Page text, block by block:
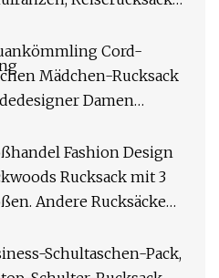
Cord-
Mädchen-Rucksack
Damen
Damen-Rucksäcke
Fashion Design
Rucksack mit 3
Andere Rucksäcke
BagSchultaschen-Pack,